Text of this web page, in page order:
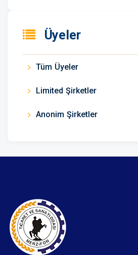
Üyeler
Tüm Üyeler
Limited Şirketler
Anonim Şirketler